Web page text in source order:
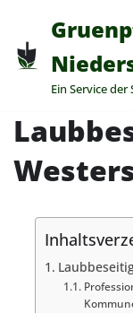
Zum
Inhalt
springenEin Service